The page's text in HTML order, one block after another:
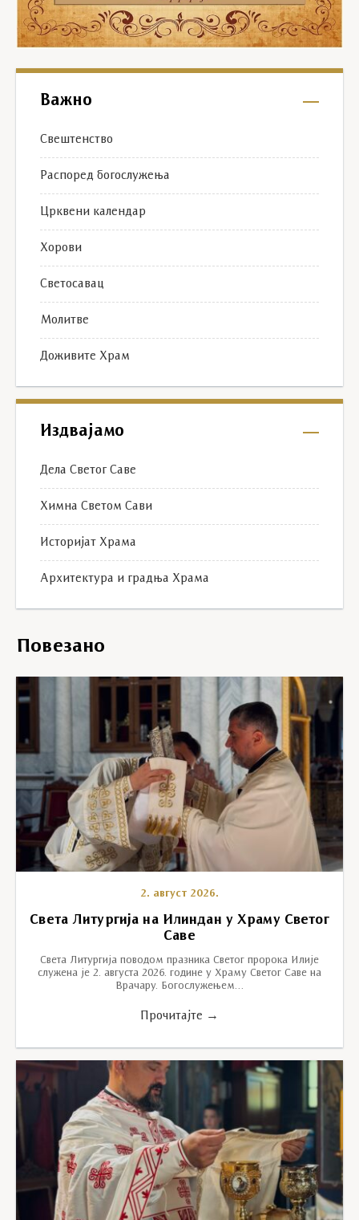
Важно
Свештенство
Распоред богослужења
Црквени календар
Хорови
Светосавац
Молитве
Доживите Храм
Издвајамо
Дела Светог Саве
Химна Светом Сави
Историјат Храма
Архитектура и градња Храма
Повезано
2. август 2026.
Света Литургија на Илиндан у Храму Светог
Саве
Света Литургија поводом празника Светог пророка Илије
служена је 2. августа 2026. године у Храму Светог Саве на
Врачару. Богослужењем…
Прочитајте →